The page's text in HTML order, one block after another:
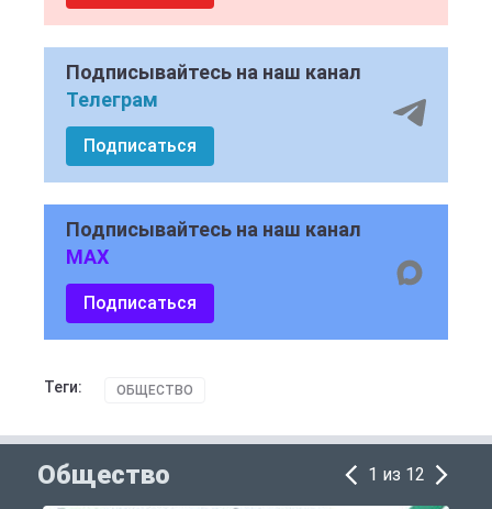
Подписывайтесь на наш канал
Телеграм
Подписаться
Подписывайтесь на наш канал
MAX
Подписаться
Теги: ОБЩЕСТВО
Общество 1 из 12